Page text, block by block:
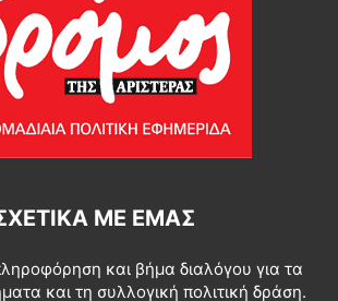
ΜΕ ΕΜΆΣ
και βήμα διαλόγου για τα
και τη συλλογική πολιτική δράση.